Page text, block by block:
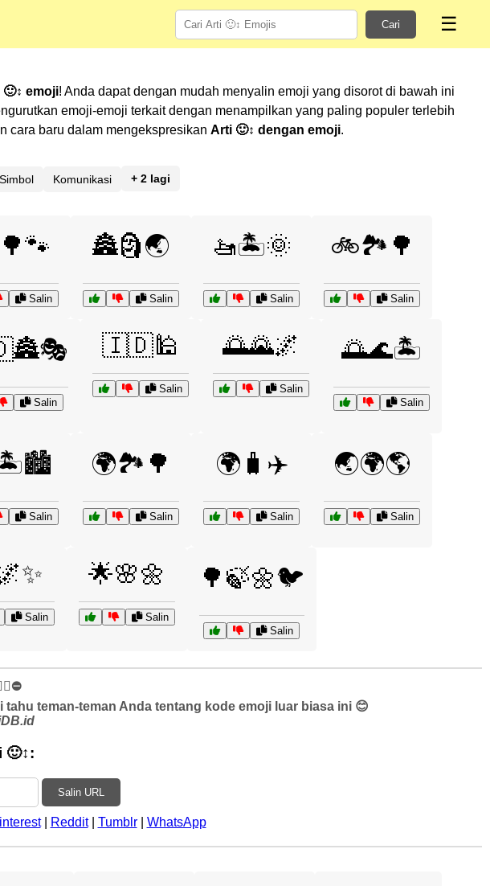
Cari ☰
emoji! Anda dapat dengan mudah menyalin emoji yang disorot di bawah ini
emoji-emoji terkait dengan menampilkan yang paling populer terlebih
cara baru dalam mengekspresikan Arti 🙂↕ dengan emoji.
Simbol Komunikasi + 2 lagi
Salin
🏯🗿🌏
Salin
🚤🏝️🌞
Salin
🚲🏞️🌳
Salin
Salin
🇮🇩🕌
Salin
🌅🌄🌌
Salin
🌅🌊🏝️
Salin
Salin
🌍🏞️🌳
Salin
🌍🧳✈️
Salin
🌏🌍🌎
Salin
Salin
🌟🌸🌼
Salin
🌳🍃🌼🐦
Salin
teman-teman Anda tentang kode emoji luar biasa ini 😊
🙂↕:
Salin URL
| Reddit| Tumblr| WhatsApp